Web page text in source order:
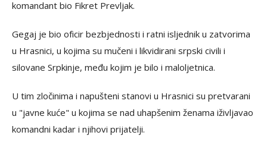
komandant bio Fikret Prevljak.
Gegaj je bio oficir bezbjednosti i ratni isljednik u zatvorima
u Hrasnici, u kojima su mučeni i likvidirani srpski civili i
silovane Srpkinje, među kojim je bilo i maloljetnica.
U tim zločinima i napušteni stanovi u Hrasnici su pretvarani
u "javne kuće" u kojima se nad uhapšenim ženama iživljavao
komandni kadar i njihovi prijatelji.